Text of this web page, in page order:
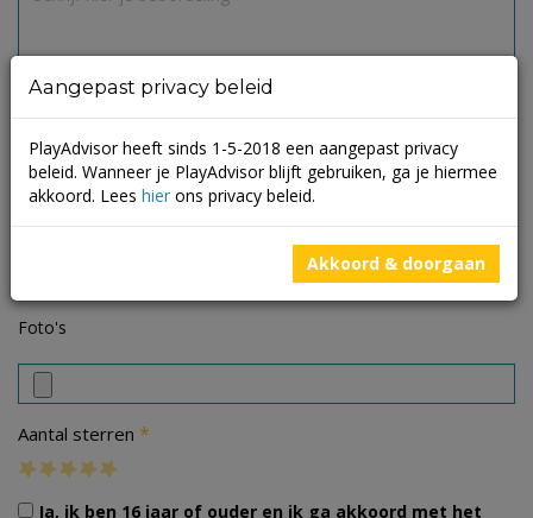
Foto's
Aantal sterren *
Ja, ik ben 16 jaar of ouder en ik ga akkoord met het
Aangepast privacy beleid
PlayAdvisor heeft sinds 1-5-2018 een aangepast privacy
beleid. Wanneer je PlayAdvisor blijft gebruiken, ga je hiermee
akkoord. Lees hier ons privacy beleid.
Akkoord & doorgaan